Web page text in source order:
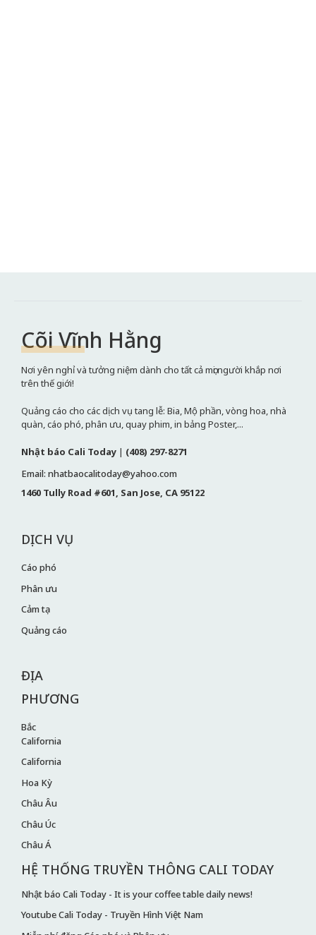
Cõi Vĩnh Hằng
Nơi yên nghỉ và tưởng niệm dành cho tất cả mọi người khắp nơi
trên thế giới!
Quảng cáo cho các dịch vụ tang lễ: Bia, Mộ phần, vòng hoa, nhà
quàn, cáo phó, phân ưu, quay phim, in bảng Poster,...
Nhật báo Cali Today | (408) 297-8271
Email: nhatbaocalitoday@yahoo.com
1460 Tully Road #601, San Jose, CA 95122
DỊCH VỤ
Cáo phó
Phân ưu
Cảm tạ
Quảng cáo
ĐỊA
PHƯƠNG
Bắc
California
California
Hoa Kỳ
Châu Âu
Châu Úc
Châu Á
HỆ THỐNG TRUYỀN THÔNG CALI TODAY
Nhật báo Cali Today - It is your coffee table daily news!
Youtube Cali Today - Truyền Hình Việt Nam